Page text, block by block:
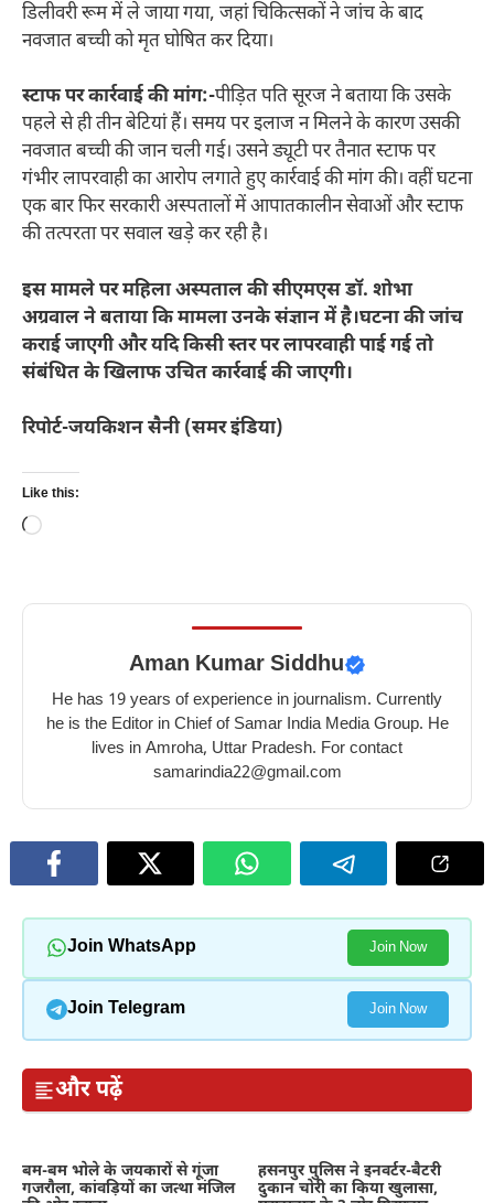
डिलीवरी रूम में ले जाया गया, जहां चिकित्सकों ने जांच के बाद
नवजात बच्ची को मृत घोषित कर दिया।
स्टाफ पर कार्रवाई की मांग:-पीड़ित पति सूरज ने बताया कि उसके
पहले से ही तीन बेटियां हैं। समय पर इलाज न मिलने के कारण उसकी
नवजात बच्ची की जान चली गई। उसने ड्यूटी पर तैनात स्टाफ पर
गंभीर लापरवाही का आरोप लगाते हुए कार्रवाई की मांग की। वहीं घटना
एक बार फिर सरकारी अस्पतालों में आपातकालीन सेवाओं और स्टाफ
की तत्परता पर सवाल खड़े कर रही है।
इस मामले पर महिला अस्पताल की सीएमएस डॉ. शोभा
अग्रवाल ने बताया कि मामला उनके संज्ञान में है।घटना की जांच
कराई जाएगी और यदि किसी स्तर पर लापरवाही पाई गई तो
संबंधित के खिलाफ उचित कार्रवाई की जाएगी।
रिपोर्ट-जयकिशन सैनी (समर इंडिया)
Like this:
Loading…
Aman Kumar Siddhu
He has 19 years of experience in journalism. Currently
he is the Editor in Chief of Samar India Media Group. He
lives in Amroha, Uttar Pradesh. For contact
samarindia22@gmail.com
Join WhatsApp Join Now
Join Telegram Join Now
और पढ़ें
बम-बम भोले के जयकारों से गूंजा
गजरौला, कांवड़ियों का जत्था मंजिल
हसनपुर पुलिस ने इनवर्टर-बैटरी
दुकान चोरी का किया खुलासा,